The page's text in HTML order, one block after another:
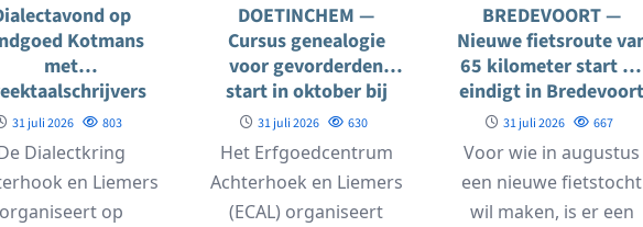
op
Kotmans
met
31 juli 2026 803
Dialectkring
en Liemers
organiseert op
DOETINCHEM —
Cursus genealogie
voor gevorderden
start in oktober bij
ECAL
31 juli 2026 630
Het Erfgoedcentrum
Achterhoek en Liemers
(ECAL) organiseert
BREDEVOORT —
Nieuwe fietsroute
65 kilometer start en
eindigt in Bredevoort
31 juli 2026 667
Voor wie in augustus
een nieuwe fietstocht
wil maken, is er een